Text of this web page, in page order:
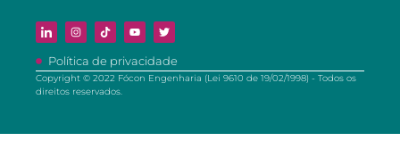
Política de privacidade
Copyright © 2022 Fócon Engenharia (Lei 9610 de 19/02/1998) - Todos os
direitos reservados.